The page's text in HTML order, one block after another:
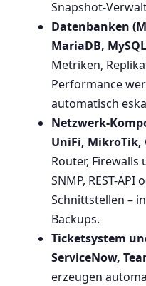
Snapshot-
Datenbanken
MariaDB,
Metriken,
Performance
automatisch
Netzwerk-
UniFi, MikroTik,
Router, Firewalls
SNMP, REST-
Schnittstellen –
Backups.
Ticketsystem
ServiceNow,
erzeugen